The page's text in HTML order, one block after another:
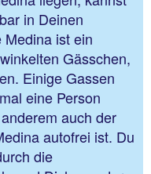
in Deinen
ist ein
Gässchen,
Einige Gassen
eine Person
auch der
autofrei ist. Du
die